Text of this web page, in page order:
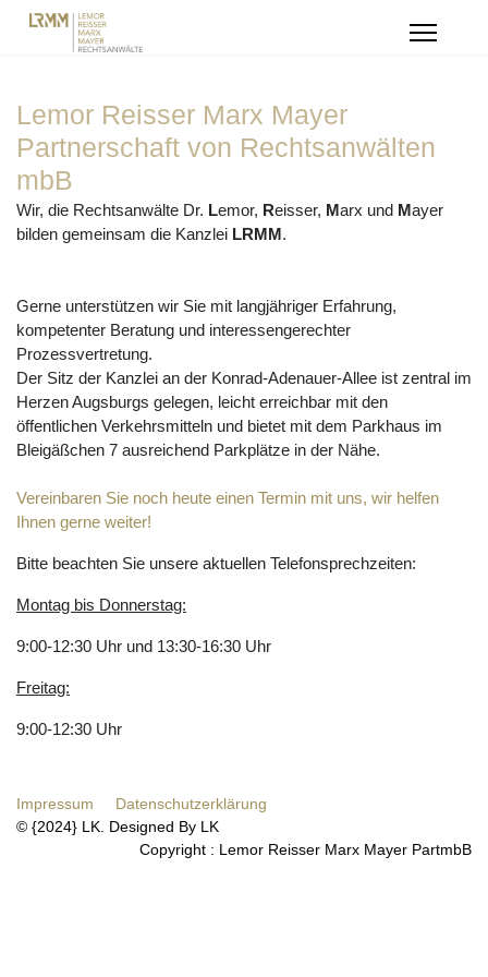
Lemor Reisser Marx Mayer
Partnerschaft von Rechtsanwälten
mbB
Wir, die Rechtsanwälte Dr. Lemor, Reisser, Marx und Mayer
bilden gemeinsam die Kanzlei LRMM.
Gerne unterstützen wir Sie mit langjähriger Erfahrung,
kompetenter Beratung und interessengerechter
Prozessvertretung.
Der Sitz der Kanzlei an der Konrad-Adenauer-Allee ist zentral im
Herzen Augsburgs gelegen, leicht erreichbar mit den
öffentlichen Verkehrsmitteln und bietet mit dem Parkhaus im
Bleigäßchen 7 ausreichend Parkplätze in der Nähe.
Vereinbaren Sie noch heute einen Termin mit uns, wir helfen
Ihnen gerne weiter!
Bitte beachten Sie unsere aktuellen Telefonsprechzeiten:
Montag bis Donnerstag:
9:00-12:30 Uhr und 13:30-16:30 Uhr
Freitag:
9:00-12:30 Uhr
Impressum
Datenschutzerklärung
© {2024} LK. Designed By LK
Copyright : Lemor Reisser Marx Mayer PartmbB